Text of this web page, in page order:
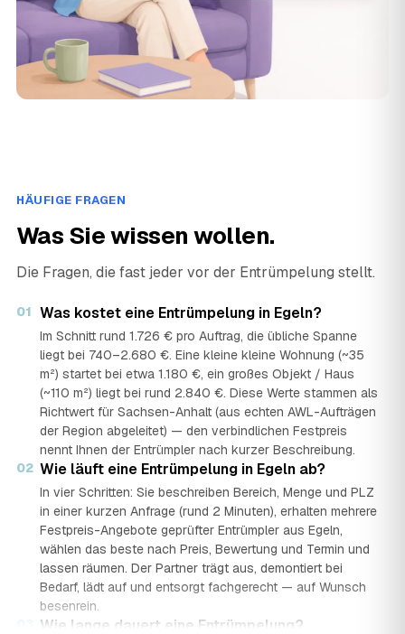
HÄUFIGE FRAGEN
Was Sie wissen wollen.
Die Fragen, die fast jeder vor der Entrümpelung stellt.
01 Was kostet eine Entrümpelung in Egeln?
Im Schnitt rund 1.726 € pro Auftrag, die übliche Spanne
liegt bei 740–2.680 €. Eine kleine kleine Wohnung (~35
m²) startet bei etwa 1.180 €, ein großes Objekt / Haus
(~110 m²) liegt bei rund 2.840 €. Diese Werte stammen als
Richtwert für Sachsen-Anhalt (aus echten AWL-Aufträgen
der Region abgeleitet) — den verbindlichen Festpreis
nennt Ihnen der Entrümpler nach kurzer Beschreibung.
02 Wie läuft eine Entrümpelung in Egeln ab?
In vier Schritten: Sie beschreiben Bereich, Menge und PLZ
in einer kurzen Anfrage (rund 2 Minuten), erhalten mehrere
Festpreis-Angebote geprüfter Entrümpler aus Egeln,
wählen das beste nach Preis, Bewertung und Termin und
lassen räumen. Der Partner trägt aus, demontiert bei
Bedarf, lädt auf und entsorgt fachgerecht — auf Wunsch
besenrein.
Wie lange dauert eine Entrümpelung?